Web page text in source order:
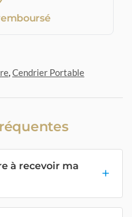
,Cendrier Portable
à recevoir ma